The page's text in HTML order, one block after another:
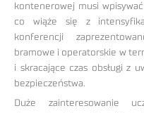
kontenerowej musi
co wiąże się z
konferencji
bramowe i operatorskie w
i skracające czas obsługi z
bezpieczeństwa.
Duże zainteresowanie